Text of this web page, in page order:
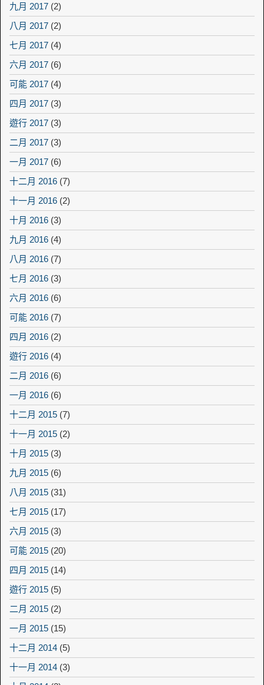
九月 2017 (2)
八月 2017 (2)
七月 2017 (4)
六月 2017 (6)
可能 2017 (4)
四月 2017 (3)
遊行 2017 (3)
二月 2017 (3)
一月 2017 (6)
十二月 2016 (7)
十一月 2016 (2)
十月 2016 (3)
九月 2016 (4)
八月 2016 (7)
七月 2016 (3)
六月 2016 (6)
可能 2016 (7)
四月 2016 (2)
遊行 2016 (4)
二月 2016 (6)
一月 2016 (6)
十二月 2015 (7)
十一月 2015 (2)
十月 2015 (3)
九月 2015 (6)
八月 2015 (31)
七月 2015 (17)
六月 2015 (3)
可能 2015 (20)
四月 2015 (14)
遊行 2015 (5)
二月 2015 (2)
一月 2015 (15)
十二月 2014 (5)
十一月 2014 (3)